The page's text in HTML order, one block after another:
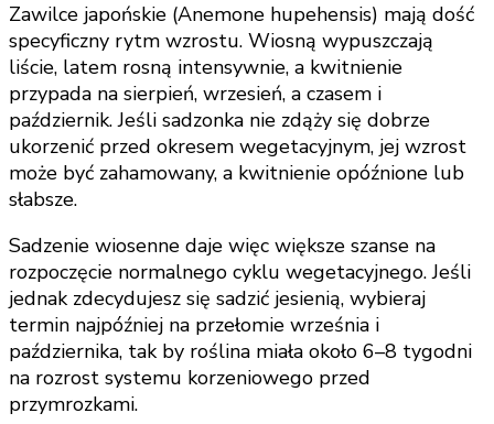
Zawilce japońskie (Anemone hupehensis) mają dość
specyficzny rytm wzrostu. Wiosną wypuszczają
liście, latem rosną intensywnie, a kwitnienie
przypada na sierpień, wrzesień, a czasem i
październik. Jeśli sadzonka nie zdąży się dobrze
ukorzenić przed okresem wegetacyjnym, jej wzrost
może być zahamowany, a kwitnienie opóźnione lub
słabsze.
Sadzenie wiosenne daje więc większe szanse na
rozpoczęcie normalnego cyklu wegetacyjnego. Jeśli
jednak zdecydujesz się sadzić jesienią, wybieraj
termin najpóźniej na przełomie września i
października, tak by roślina miała około 6–8 tygodni
na rozrost systemu korzeniowego przed
przymrozkami.